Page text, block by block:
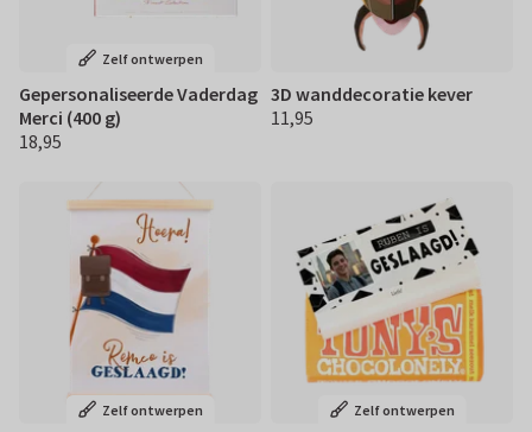
Zelf ontwerpen
Gepersonaliseerde Vaderdag
Merci (400 g)
€ 18,95
18,95
3D wanddecoratie kever
€ 11,95
11,95
Zelf ontwerpen Zelf ontwerpen